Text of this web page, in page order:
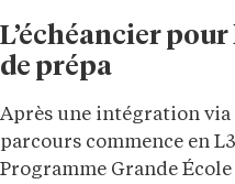
L’échéancier
de prépa
Après une intégration via
parcours commence en
Programme Grande École